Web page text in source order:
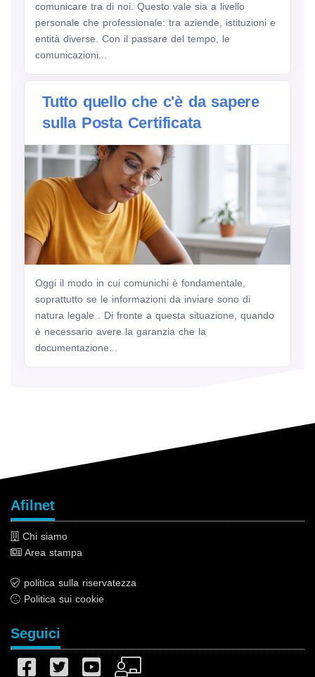
comunicare tra di noi. Questo vale sia a livello
personale che professionale: tra aziende, istituzioni e
entità diverse. Con il passare del tempo, le
comunicazioni...
Tutto quello che c'è da sapere
sulla Posta Certificata
Oggi il modo in cui comunichi è fondamentale,
soprattutto se le informazioni da inviare sono di
natura legale . Di fronte a questa situazione, quando
è necessario avere la garanzia che la
documentazione...
Afilnet
Chi siamo
Area stampa
politica sulla riservatezza
Politica sui cookie
Seguici